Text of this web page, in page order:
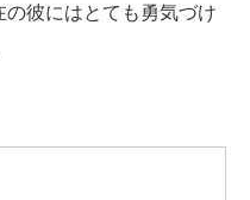
彼にはとても勇気づけ